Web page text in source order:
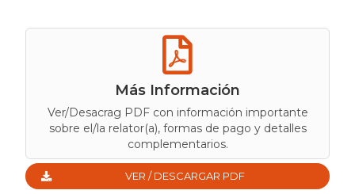
Más Información
Ver/Desacrag PDF con información importante
sobre el/la relator(a), formas de pago y detalles
complementarios.
VER / DESCARGAR PDF